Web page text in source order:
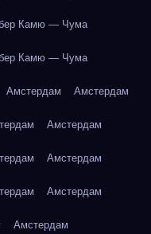
Камю — Чума
Камю — Чума
Амстердам Амстердам
Амстердам
Амстердам
Амстердам
Амстердам